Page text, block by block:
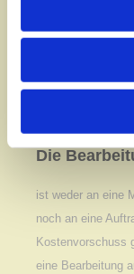
Software ist
Beobachtung des
Die
ist weder an eine
noch an eine
Kostenvorschuss
eine Bearbeitung